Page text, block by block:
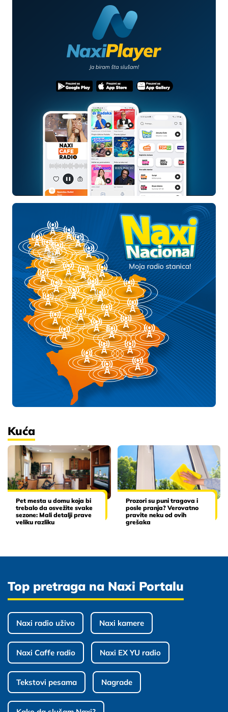
Kuća
Pet mesta u domu koja bi
trebalo da osvežite svake
sezone: Mali detalji prave
veliku razliku
Prozori su puni tragova i
posle pranja? Verovatno
pravite neku od ovih
grešaka
Top pretraga na Naxi Portalu
Naxi radio uživo Naxi kamere
Naxi Caffe radio Naxi EX YU radio
Tekstovi pesama Nagrade